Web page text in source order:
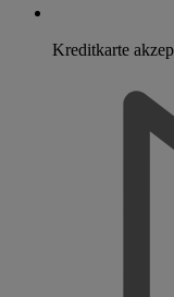
Kreditkarte